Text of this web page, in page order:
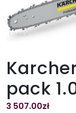
pack
3 507.00zł